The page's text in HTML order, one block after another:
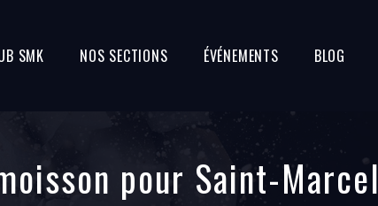
SMK NOS SECTIONS ÉVÉNEMENTS BLOG
pour Saint-Marcel